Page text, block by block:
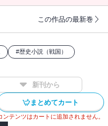
この作品の最新巻
#歴史小説（戦国）
新刊から
まとめてカート
テンツはカートに追加されません。